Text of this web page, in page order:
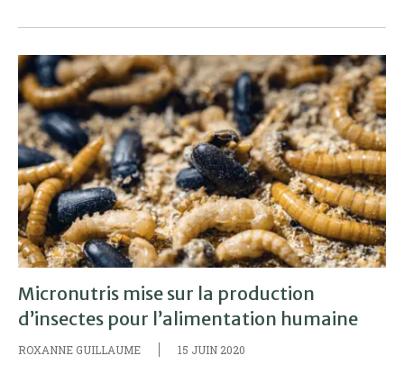
Micronutris mise sur la production
d’insectes pour l’alimentation humaine
ROXANNE GUILLAUME 15 JUIN 2020